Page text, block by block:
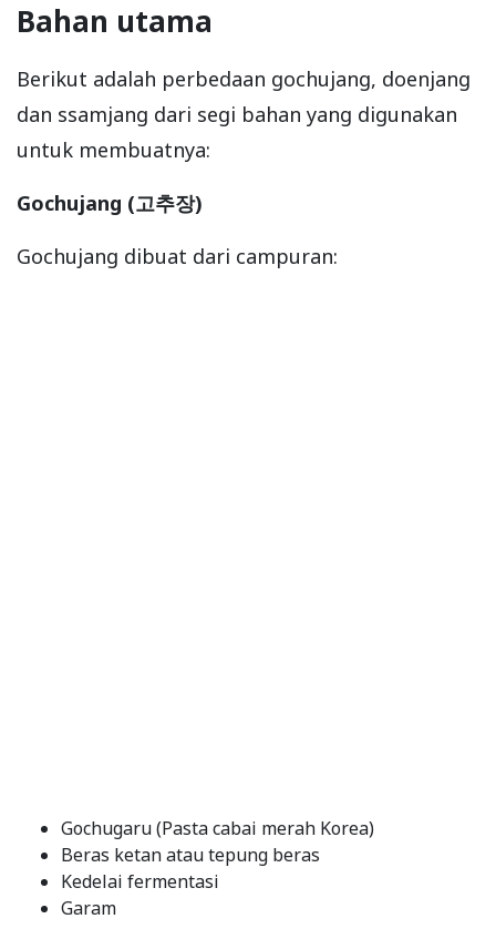
Bahan utama
Berikut adalah perbedaan gochujang, doenjang
dan ssamjang dari segi bahan yang digunakan
untuk membuatnya:
Gochujang (고추장)
Gochujang dibuat dari campuran:
Gochugaru (Pasta cabai merah Korea)
Beras ketan atau tepung beras
Kedelai fermentasi
Garam